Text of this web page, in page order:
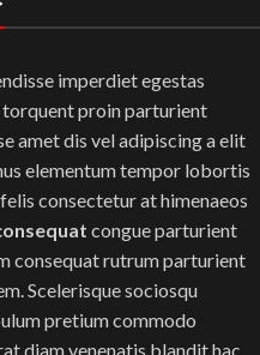
imperdiet egestas
proin parturient
amet dis vel adipiscing a elit
elementum tempor lobortis
consectetur at himenaeos
congue parturient
consequat rutrum parturient
Scelerisque sociosqu
pretium commodo
diam venenatis blandit hac